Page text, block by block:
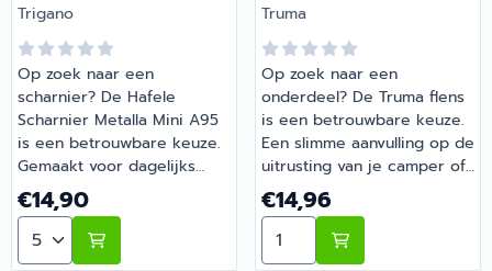
Merk:
Trigano
Op zoek naar een
scharnier? De Hafele
Scharnier Metalla Mini A95
is een betrouwbare keuze.
Gemaakt voor dagelijks
gebruik tijdens je vakanties
en weekendtrips. Bestel dit
onderdeel eenvoudig online
bij Barsema Recreatie, jouw
Prijs: 14,90
€14,90
Aantal kiezen voor Hafele Scharnier Metalla Mini A95
Merk:
Truma
Op zoek naar een
onderdeel? De Truma flens
is een betrouwbare keuze.
Een slimme aanvulling op de
uitrusting van je camper of
caravan. Bestel dit
onderdeel eenvoudig online
bij Barsema Recreatie, jouw
recreatiespecialist.
Prijs: 14,96
€14,96
Aantal kiezen voor Truma